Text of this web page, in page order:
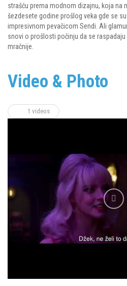
strašću prema modnom dizajnu, koja na
šezdesete godine prošlog veka gde se
impresivnom pevačicom Sendi. Ali
snovi o prošlosti počinju da se
mračnije.
Video & Photo
1 videos